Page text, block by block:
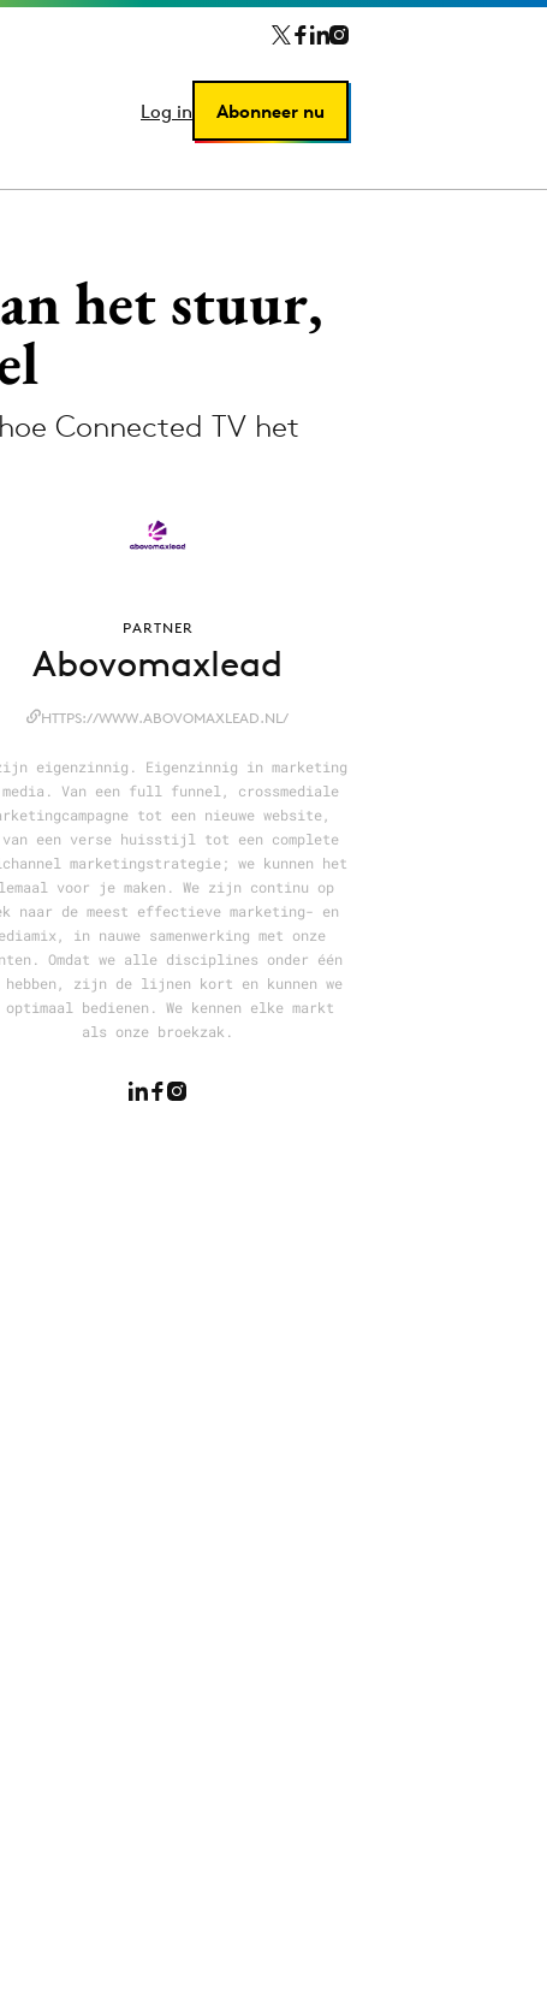
Log in Abonneer nu
Log in Abonneer nu
het stuur,
Connected TV het
PARTNER
Abovomaxlead
HTTPS://WWW.ABOVOMAXLEAD.NL/
eigenzinnig. Eigenzinnig in marketing
media. Van een full funnel, crossmediale
tot een nieuwe website,
van een verse huisstijl tot een complete
marketingstrategie; we kunnen het
voor je maken. We zijn continu op
naar de meest effectieve marketing- en
in nauwe samenwerking met onze
Omdat we alle disciplines onder één
hebben, zijn de lijnen kort en kunnen we
bedienen. We kennen elke markt
als onze broekzak.